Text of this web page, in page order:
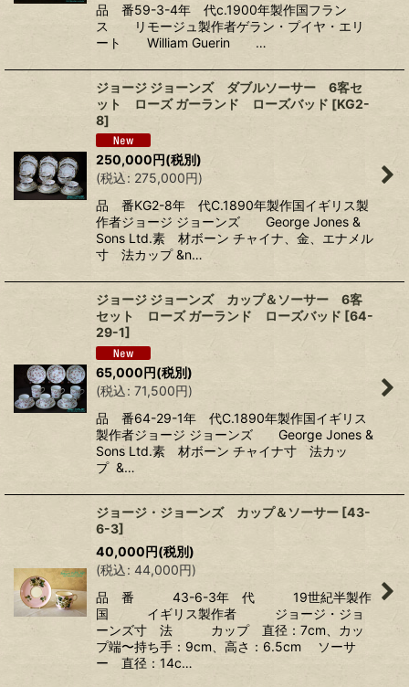
品 番59-3-4年 代c.1900年製作国フラン
ス リモージュ製作者ゲラン・プイヤ・エリ
ート William Guerin …
ジョージ ジョーンズ ダブルソーサー 6客セ
ット ローズ ガーランド ローズバッド [KG2-
8]
250,000円(税別)
(税込: 275,000円)
品 番KG2-8年 代C.1890年製作国イギリス製
作者ジョージ ジョーンズ George Jones &
Sons Ltd.素 材ボーン チャイナ、金、エナメル
寸 法カップ &n…
ジョージ ジョーンズ カップ＆ソーサー 6客
セット ローズ ガーランド ローズバッド [64-
29-1]
65,000円(税別)
(税込: 71,500円)
品 番64-29-1年 代C.1890年製作国イギリス
製作者ジョージ ジョーンズ George Jones &
Sons Ltd.素 材ボーン チャイナ寸 法カッ
プ &…
ジョージ・ジョーンズ カップ＆ソーサー [43-
6-3]
40,000円(税別)
(税込: 44,000円)
品 番 43-6-3年 代 19世紀半製作
国 イギリス製作者 ジョージ・ジョ
ーンズ寸 法 カップ 直径：7cm、カッ
プ端〜持ち手：9cm、高さ：6.5cm ソーサ
ー 直径：14c…